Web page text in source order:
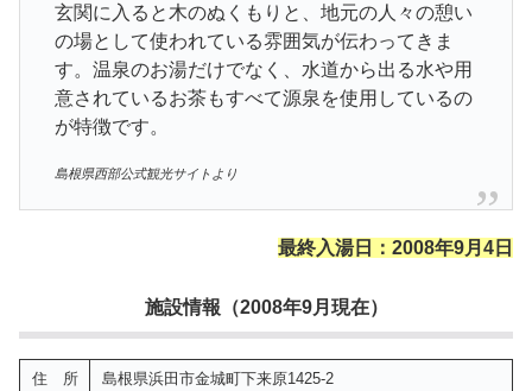
玄関に入ると木のぬくもりと、地元の人々の憩い
の場として使われている雰囲気が伝わってきま
す。温泉のお湯だけでなく、水道から出る水や用
意されているお茶もすべて源泉を使用しているの
が特徴です。
島根県西部公式観光サイトより
最終入湯日：2008年9月4日
施設情報（2008年9月現在）
住 所 島根県浜田市金城町下来原1425-2